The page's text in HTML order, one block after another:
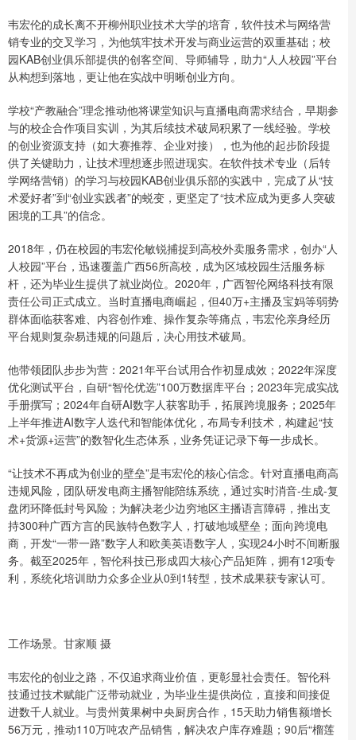
韦宏伦的成长离不开柳州职业技术大学的培育，软件技术与网络营
销专业的交叉学习，为他筑牢技术开发与商业运营的双重基础；校
园KAB创业俱乐部提供的创客空间、导师辅导，助力“人人校园”平台
从构想到落地，更让他在实战中明晰创业方向。
学校“产教融合”理念推动他将课堂知识与直播电商需求结合，早期参
与的校企合作项目实训，为其后续技术破局积累了一线经验。学校
的创业资源支持（如大赛推荐、企业对接），也为他的起步阶段提
供了关键助力，让技术理想逐步照进现实。在软件技术专业（后转
学网络营销）的学习与校园KAB创业俱乐部的实践中，完成了从“技
术爱好者”到“创业实践者”的蜕变，更坚定了“技术应成为更多人突破
困境的工具”的信念。
2018年，仍在校园的韦宏伦敏锐捕捉到高校外卖服务需求，创办“人
人校园”平台，迅速覆盖广西56所高校，成为区域校园生活服务标
杆，还为毕业生提供了就业岗位。2020年，广西智伦网络科技有限
责任公司正式成立。当时直播电商崛起，但40万+主播及宝妈等弱势
群体面临获客难、内容创作难、操作复杂等痛点，韦宏伦亲身经历
平台规则复杂易违规的问题后，决心用技术破局。
他带领团队步步为营：2021年平台试用合作初显成效；2022年深度
优化测试平台，自研“智伦优选”100万数据库平台；2023年完成实战
手册撰写；2024年自研AI数字人获客助手，拓展跨境服务；2025年
上半年推进AI数字人迭代和智能体优化，布局专利技术，构建起“技
术+货源+运营”的数智化生态体系，业务凭证记录下每一步成长。
“让技术不再成为创业的壁垒”是韦宏伦的核心信念。针对直播电商高
违规风险，团队研发电商主播智能陪练系统，通过实时消音-生成-复
盘闭环降低封号风险；为解决老少边穷地区主播语言障碍，推出支
持300种广西方言的民族特色数字人，打破地域壁垒；面向跨境电
商，开发“一带一路”数字人和欧美英语数字人，实现24小时不间断服
务。截至2025年，智伦科技已形成四大核心产品矩阵，拥有12项专
利，系统化培训助力众多企业从0到1转型，技术成果获专家认可。
工作场景。甘家顺 摄
韦宏伦的创业之路，不仅追求商业价值，更彰显社会责任。智伦科
技通过技术赋能广泛带动就业，为毕业生提供岗位，直接和间接促
进数千人就业。与贵州黄果树中央厨房合作，15天助力销售额增长
56万元，推动110万吨农产品销售，解决农户库存难题；90后“榴莲